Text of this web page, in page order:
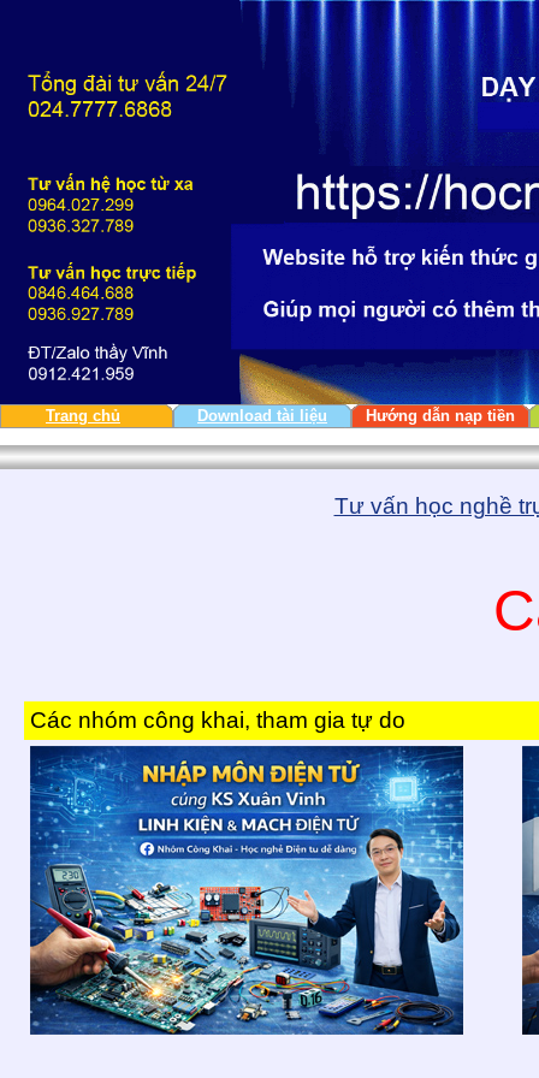
Trang chủ Download tài liệu Hướng dẫn nạp tiền
Tư vấn học nghề
Các nhóm công khai, tham gia tự do